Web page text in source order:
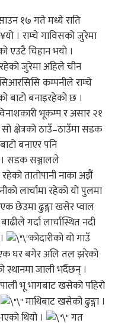
१७ गते मध्ये राति
। राम्चे गाविसको जुरेमा
एउटै चिहान भयो ।
जुरेमा अहिले चीन
कम्पनीले राम्चे
बाटो बनाइरहेको छ ।
भूकम्प र असार २१
क्षेत्रको ठाउँ–ठाउँमा सडक
बनाएर पनि
। सडक सञ्जालले
तातोपानी नाका अझैं
लार्चामा रहेको यो पुलमा
छेउमा ढुङ्गा खसेर प्वाल
गर्दा लार्चास्थित नदी
कोदारीको यो गाउँ
घर बगेर अलि तल झरेको
स्थानमा जाली भर्दैछन् ।
भू भागबाट खसेको पहिरो
माथिबाट खसेको ढुङ्गा ।
थियो ।
गत